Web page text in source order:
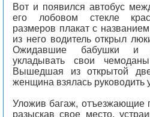
Вот и появился автобус
его лобовом стекле
размеров плакат с
из него водитель открыл
Ожидавшие бабушки и
укладывать свои
Вышедшая из открытой
женщина взялась руководить
Уложив багаж, отъезжающие
разыскав свое место,